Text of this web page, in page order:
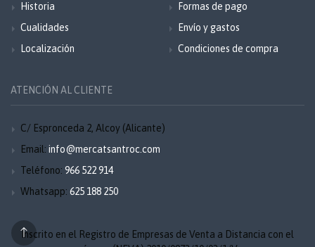
Historia
Cualidades
Localización
Formas de pago
Envío y gastos
Condiciones de compra
ATENCIÓN AL CLIENTE
C/ Espronceda 2, Alcoy (Alicante)
Email: info@mercatsantroc.com
Teléfono: 966 522 914
Whatsapp: 625 188 250
Inscrito en el Registro de Empresas de Venta a Distancia con el